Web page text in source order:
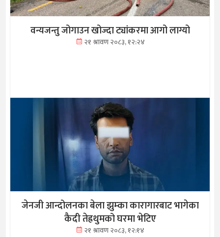
वन्यजन्तु जोगाउन खोज्दा ट्यांकरमा आगो लाग्यो
२१ श्रावण २०८३, १२:२४
जेनजी आन्दोलनका बेला झुम्का कारागारबाट भागेका
कैदी तेह्रथुमको घरमा भेटिए
२१ श्रावण २०८३, १२:१४